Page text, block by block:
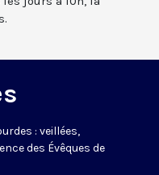
: veillées,
des Évêques de